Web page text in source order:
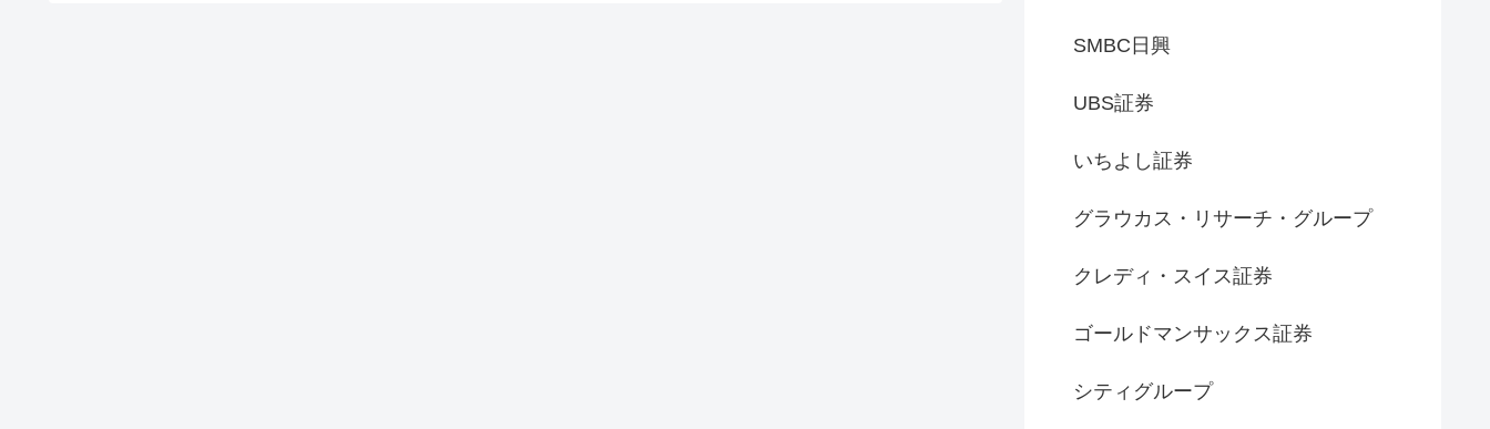
SMBC日興
UBS証券
いちよし証券
グラウカス・リサーチ・グループ
クレディ・スイス証券
ゴールドマンサックス証券
シティグループ